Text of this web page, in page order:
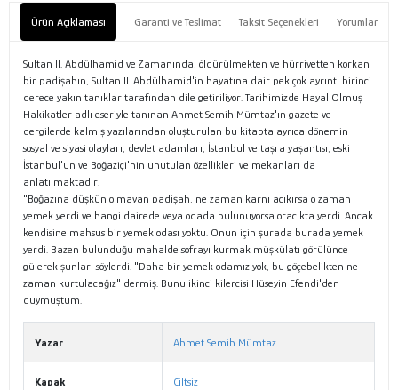
Ürün Açıklaması Garanti ve Teslimat Taksit Seçenekleri Yorumlar
Sultan II. Abdülhamid ve Zamanında, öldürülmekten ve hürriyetten korkan
bir padişahın, Sultan II. Abdülhamid'in hayatına dair pek çok ayrıntı birinci
derece yakın tanıklar tarafından dile getiriliyor. Tarihimizde Hayal Olmuş
Hakikatler adlı eseriyle tanınan Ahmet Semih Mümtaz'ın gazete ve
dergilerde kalmış yazılarından oluşturulan bu kitapta ayrıca dönemin
sosyal ve siyasi olayları, devlet adamları, İstanbul ve taşra yaşantısı, eski
İstanbul'un ve Boğaziçi'nin unutulan özellikleri ve mekanları da
anlatılmaktadır.
"Boğazına düşkün olmayan padişah, ne zaman karnı acıkırsa o zaman
yemek yerdi ve hangi dairede veya odada bulunuyorsa oracıkta yerdi. Ancak
kendisine mahsus bir yemek odası yoktu. Onun için şurada burada yemek
yerdi. Bazen bulunduğu mahalde sofrayı kurmak müşkülatı görülünce
gülerek şunları söylerdi. "Daha bir yemek odamız yok, bu göçebelikten ne
zaman kurtulacağız" dermiş. Bunu ikinci kilercisi Hüseyin Efendi'den
duymuştum.
Yazar Ahmet Semih Mümtaz
Kapak Ciltsiz